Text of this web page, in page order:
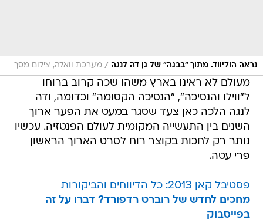
נראה הוליווד. מתוך "בבגה" של גן דה לנגה / מערכת וואלה, צילום מסך
מעולם לא ראינו בארץ משהו שכה קרוב ברוחו
ל"ווילו והנסיכה", "הנסיכה הקסומה" וכדומה, ודה
לנגה הלכה כאן צעד שסגר במעט את הפער ארוך
השנים בין התעשייה המקומית לעולם הפנטזיה. עכשיו
נותר רק לחכות בקוצר רוח לסרט הארוך הראשון
פרי עטה.
פסטיבל קאן 2013: כל הדיווחים והביקורות
מחכים לחדש של רוברט רדפורד? דברו על זה
בפייסבוק